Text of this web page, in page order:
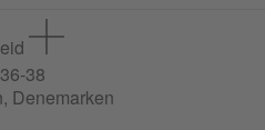
36-38
Denemarken